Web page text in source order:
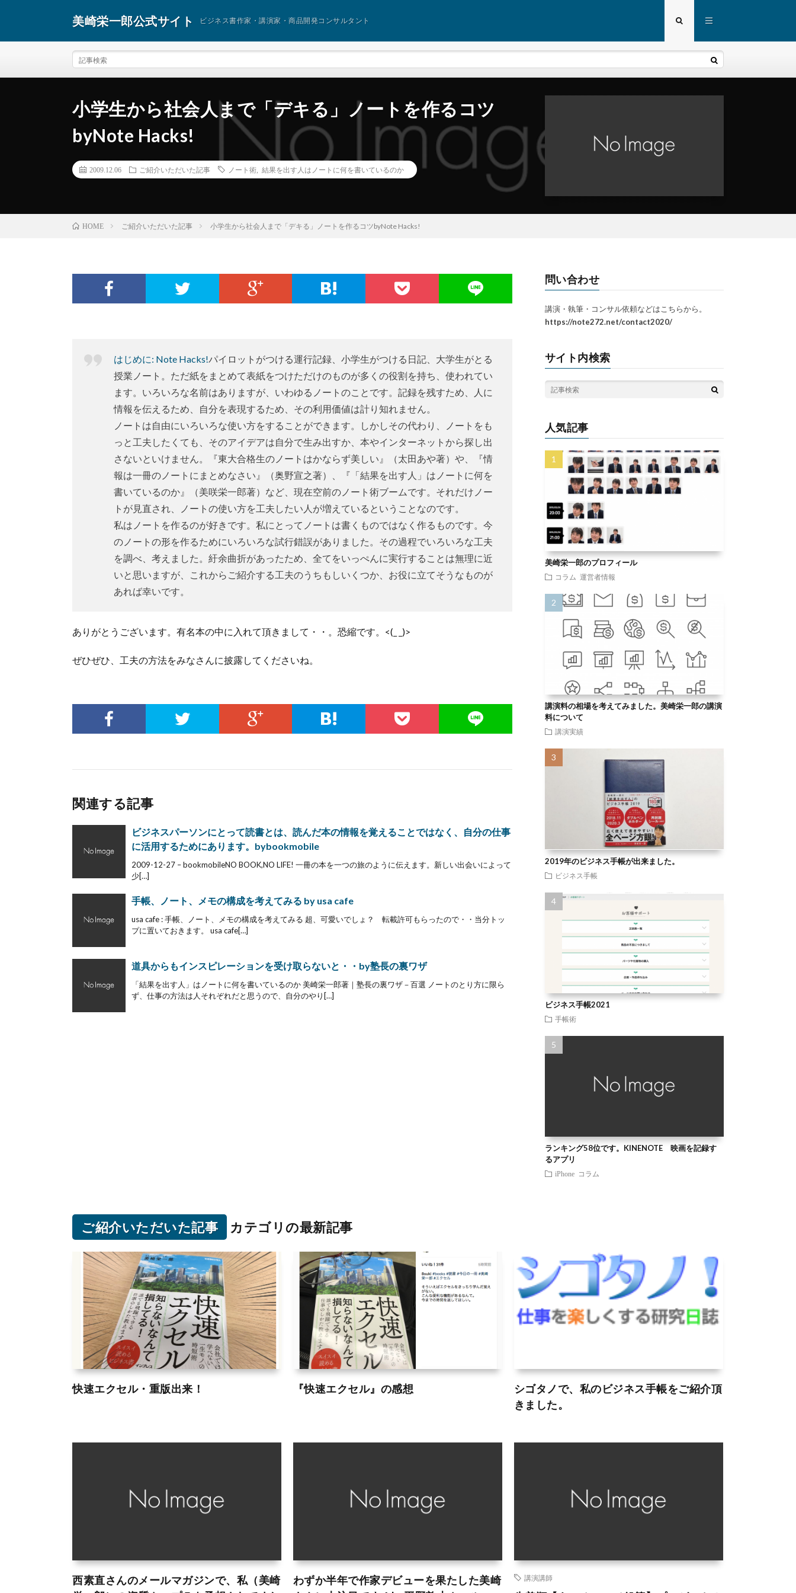
美崎栄一郎公式サイト ビジネス書作家・講演家・商品開発コンサルタント
小学生から社会人まで「デキる」ノートを作るコツ
byNote Hacks!
2009.12.06 ご紹介いただいた記事 ノート術 結果を出す人はノートに何を書いているのか
HOME ご紹介いただいた記事 小学生から社会人まで「デキる」ノートを作るコツbyNote Hacks!
はじめに: Note Hacks!パイロットがつける運行記録、小学生がつける日記、大学生がとる
授業ノート。ただ紙をまとめて表紙をつけただけのものが多くの役割を持ち、使われてい
ます。いろいろな名前はありますが、いわゆるノートのことです。記録を残すため、人に
情報を伝えるため、自分を表現するため、その利用価値は計り知れません。
ノートは自由にいろいろな使い方をすることができます。しかしその代わり、ノートをも
っと工夫したくても、そのアイデアは自分で生み出すか、本やインターネットから探し出
さないといけません。『東大合格生のノートはかならず美しい』（太田あや著）や、『情
報は一冊のノートにまとめなさい』（奥野宣之著）、『「結果を出す人」はノートに何を
書いているのか』（美咲栄一郎著）など、現在空前のノート術ブームです。それだけノー
トが見直され、ノートの使い方を工夫したい人が増えているということなのです。
私はノートを作るのが好きです。私にとってノートは書くものではなく作るものです。今
のノートの形を作るためにいろいろな試行錯誤がありました。その過程でいろいろな工夫
を調べ、考えました。紆余曲折があったため、全てをいっぺんに実行することは無理に近
いと思いますが、これからご紹介する工夫のうちもしいくつか、お役に立てそうなものが
あれば幸いです。
ありがとうございます。有名本の中に入れて頂きまして・・。恐縮です。<(_ _)>
ぜひぜひ、工夫の方法をみなさんに披露してくださいね。
関連する記事
ビジネスパーソンにとって読書とは、読んだ本の情報を覚えることではなく、自分の仕事
に活用するためにあります。bybookmobile
2009-12-27 – bookmobileNO BOOK,NO LIFE! 一冊の本を一つの旅のように伝えます。新しい出会いによって
少[…]
手帳、ノート、メモの構成を考えてみる by usa cafe
usa cafe : 手帳、ノート、メモの構成を考えてみる 超、可愛いでしょ？ 転載許可もらったので・・当分トッ
プに置いておきます。 usa cafe[…]
道具からもインスピレーションを受け取らないと・・by塾長の裏ワザ
「結果を出す人」はノートに何を書いているのか 美崎栄一郎著｜塾長の裏ワザ－百選 ノートのとり方に限ら
ず、仕事の方法は人それぞれだと思うので、自分のやり[…]
問い合わせ
講演・執筆・コンサル依頼などはこちらから。
https://note272.net/contact2020/
サイト内検索
人気記事
美崎栄一郎のプロフィール
コラム 運営者情報
講演料の相場を考えてみました。美崎栄一郎の講演
料について
講演実績
2019年のビジネス手帳が出来ました。
ビジネス手帳
ビジネス手帳2021
手帳術
ランキング58位です。KINENOTE 映画を記録す
るアプリ
iPhone コラム
ご紹介いただいた記事 カテゴリの最新記事
快速エクセル・重版出来！ 『快速エクセル』の感想
シゴタノで、私のビジネス手帳をご紹介頂
きました。
西素直さんのメールマガジンで、私（美崎
わずか半年で作家デビューを果たした美崎
講演講師